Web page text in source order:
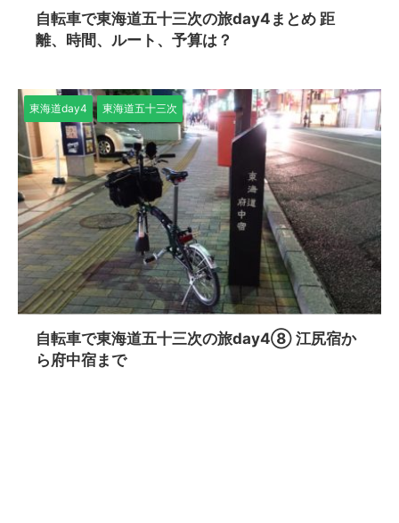
自転車で東海道五十三次の旅day4まとめ 距
離、時間、ルート、予算は？
東海道day4 東海道五十三次
自転車で東海道五十三次の旅day4⑧ 江尻宿か
ら府中宿まで